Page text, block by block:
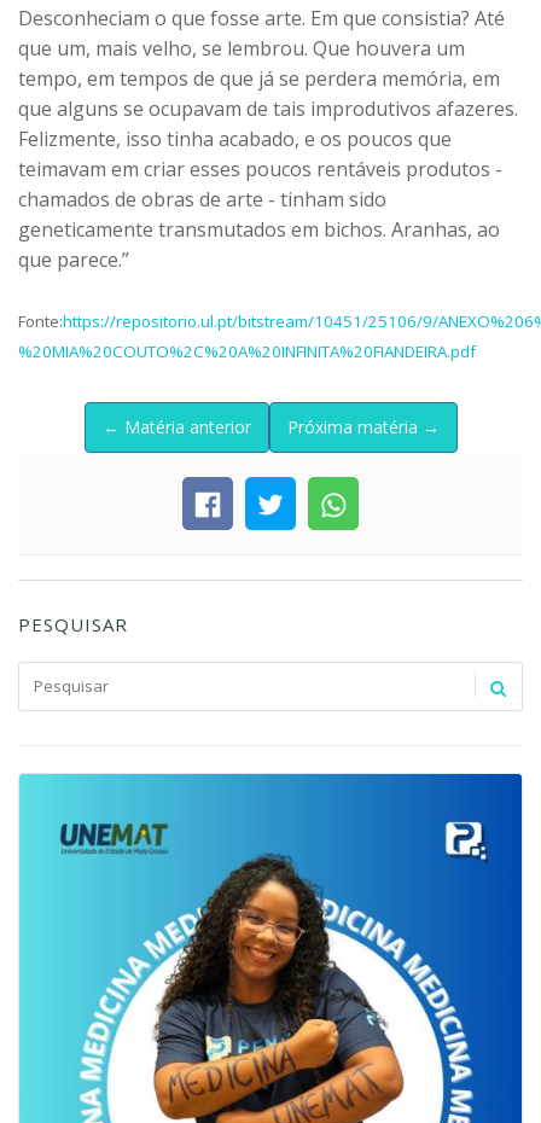
Desconheciam o que fosse arte. Em que consistia? Até
que um, mais velho, se lembrou. Que houvera um
tempo, em tempos de que já se perdera memória, em
que alguns se ocupavam de tais improdutivos afazeres.
Felizmente, isso tinha acabado, e os poucos que
teimavam em criar esses poucos rentáveis produtos -
chamados de obras de arte - tinham sido
geneticamente transmutados em bichos. Aranhas, ao
que parece.”
Fonte:https://repositorio.ul.pt/bitstream/10451/25106/9/
%20MIA%20COUTO%2C%20A%20INFINITA%20FIANDEIRA.pdf
← Matéria anterior Próxima matéria →
PESQUISAR